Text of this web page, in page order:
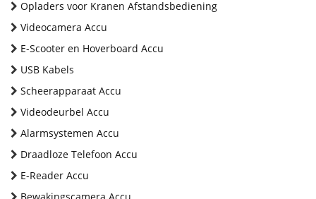
Opladers voor Kranen Afstandsbediening
Videocamera Accu
E-Scooter en Hoverboard Accu
USB Kabels
Scheerapparaat Accu
Videodeurbel Accu
Alarmsystemen Accu
Draadloze Telefoon Accu
E-Reader Accu